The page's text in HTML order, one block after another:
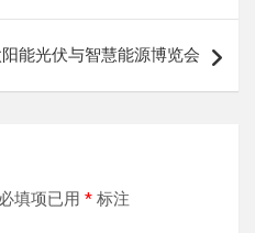
能光伏与智慧能源博览会
必填项已用 * 标注